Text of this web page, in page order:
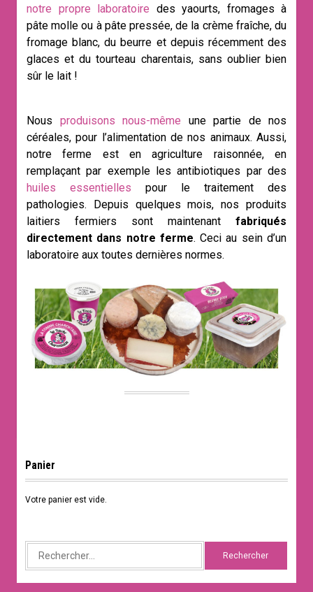
notre propre laboratoire des yaourts, fromages à
pâte molle ou à pâte pressée, de la crème fraîche, du
fromage blanc, du beurre et depuis récemment des
glaces et du tourteau charentais, sans oublier bien
sûr le lait !
Nous produisons nous-même une partie de nos
céréales, pour l’alimentation de nos animaux. Aussi,
notre ferme est en agriculture raisonnée, en
remplaçant par exemple les antibiotiques par des
huiles essentielles pour le traitement des
pathologies. Depuis quelques mois, nos produits
laitiers fermiers sont maintenant fabriqués
directement dans notre ferme. Ceci au sein d’un
laboratoire aux toutes dernières normes.
Panier
Votre panier est vide.